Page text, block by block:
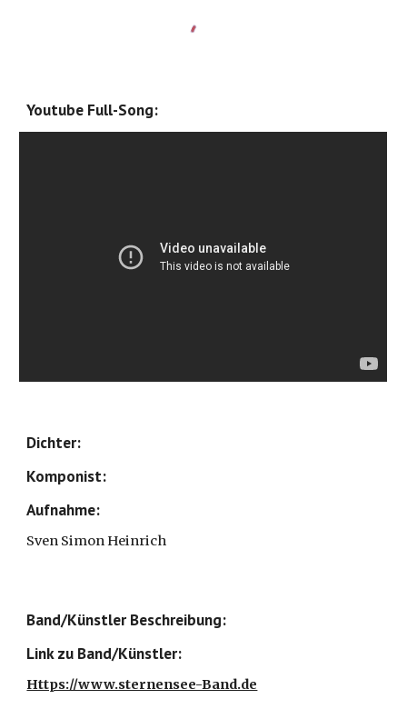
Youtube Full-Song:
Dichter:
Komponist:
Aufnahme:
Sven Simon Heinrich
Band/Künstler Beschreibung:
Link zu Band/Künstler:
Https://www.sternensee-Band.de